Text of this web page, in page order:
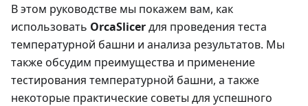
В этом руководстве мы покажем вам, как
использовать OrcaSlicerдля проведения теста
температурной башни и анализа результатов. Мы
также обсудим преимущества и применение
тестирования температурной башни, а также
некоторые практические советы для успешного